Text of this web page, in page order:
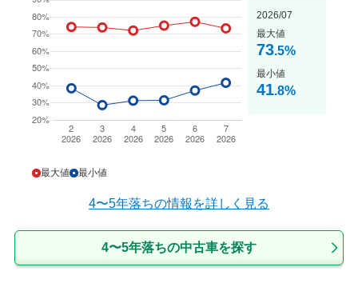
最大値 最小値
2026/07
最大値
73.5%
最小値
41.8%
4〜5年落ちの情報を詳しく見る
4〜5年落ちの中古車を探す